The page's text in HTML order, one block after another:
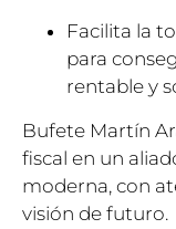
Facilita la
para
rentable y
Bufete Martín
fiscal en un
moderna, con
visión de futuro.